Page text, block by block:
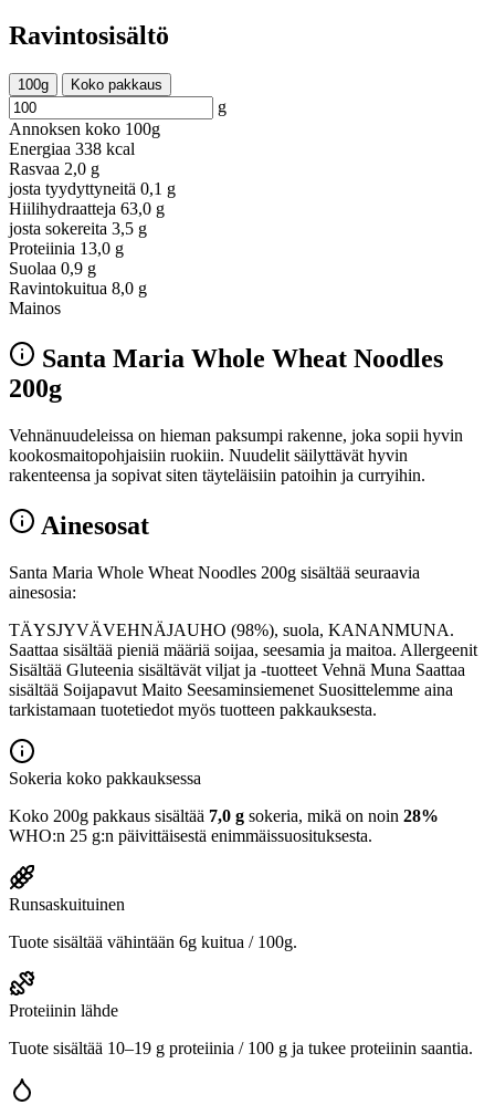
Ravintosisältö
100g Koko pakkaus
g
Annoksen koko 100g
Energiaa 338 kcal
Rasvaa 2,0 g
josta tyydyttyneitä 0,1 g
Hiilihydraatteja 63,0 g
josta sokereita 3,5 g
Proteiinia 13,0 g
Suolaa 0,9 g
Ravintokuitua 8,0 g
Mainos
Santa Maria Whole Wheat Noodles
200g
Vehnänuudeleissa on hieman paksumpi rakenne, joka sopii hyvin
kookosmaitopohjaisiin ruokiin. Nuudelit säilyttävät hyvin
rakenteensa ja sopivat siten täyteläisiin patoihin ja curryihin.
Ainesosat
Santa Maria Whole Wheat Noodles 200g sisältää seuraavia
ainesosia:
TÄYSJYVÄVEHNÄJAUHO (98%), suola, KANANMUNA.
Saattaa sisältää pieniä määriä soijaa, seesamia ja maitoa. Allergeenit
Sisältää Gluteenia sisältävät viljat ja -tuotteet Vehnä Muna Saattaa
sisältää Soijapavut Maito Seesaminsiemenet Suosittelemme aina
tarkistamaan tuotetiedot myös tuotteen pakkauksesta.
Sokeria koko pakkauksessa
Koko 200g pakkaus sisältää 7,0 g sokeria, mikä on noin 28%
WHO:n 25 g:n päivittäisestä enimmäissuosituksesta.
Runsaskuituinen
Tuote sisältää vähintään 6g kuitua / 100g.
Proteiinin lähde
Tuote sisältää 10–19 g proteiinia / 100 g ja tukee proteiinin saantia.